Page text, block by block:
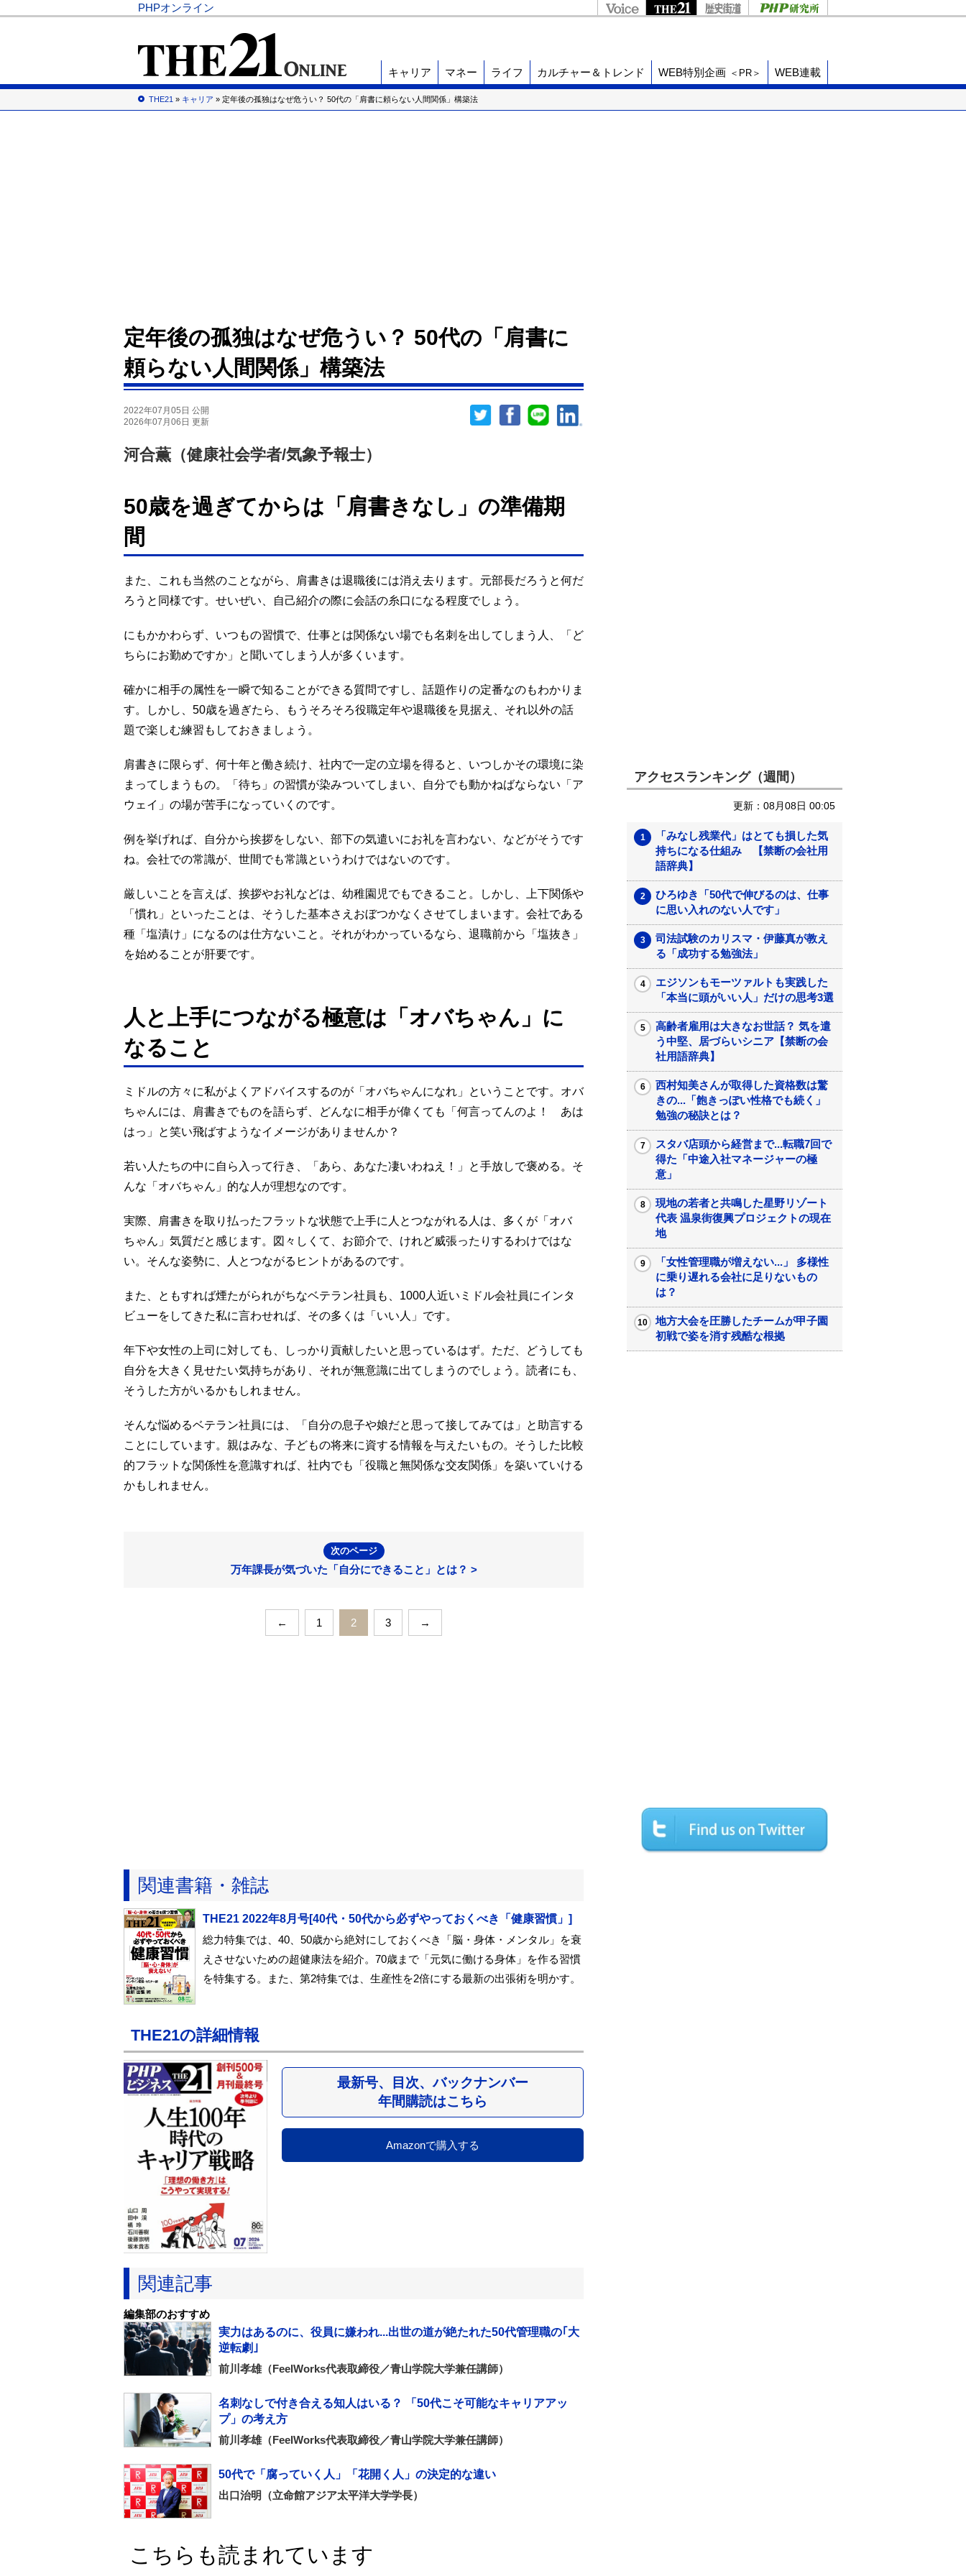
PHPオンライン
キャリア マネー ライフ カルチャー＆トレンド WEB特別企画 ＜PR＞ WEB連載
THE21 » キャリア » 定年後の孤独はなぜ危うい？ 50代の「肩書に頼らない人間関係」構築法
定年後の孤独はなぜ危うい？ 50代の「肩書に
頼らない人間関係」構築法
2022年07月05日 公開
2026年07月06日 更新
河合薫（健康社会学者/気象予報士）
50歳を過ぎてからは「肩書きなし」の準備期
間
また、これも当然のことながら、肩書きは退職後には消え去ります。元部長だろうと何だ
ろうと同様です。せいぜい、自己紹介の際に会話の糸口になる程度でしょう。
にもかかわらず、いつもの習慣で、仕事とは関係ない場でも名刺を出してしまう人、「ど
ちらにお勤めですか」と聞いてしまう人が多くいます。
確かに相手の属性を一瞬で知ることができる質問ですし、話題作りの定番なのもわかりま
す。しかし、50歳を過ぎたら、もうそろそろ役職定年や退職後を見据え、それ以外の話
題で楽しむ練習もしておきましょう。
肩書きに限らず、何十年と働き続け、社内で一定の立場を得ると、いつしかその環境に染
まってしまうもの。「待ち」の習慣が染みついてしまい、自分でも動かねばならない「ア
ウェイ」の場が苦手になっていくのです。
例を挙げれば、自分から挨拶をしない、部下の気遣いにお礼を言わない、などがそうです
ね。会社での常識が、世間でも常識というわけではないのです。
厳しいことを言えば、挨拶やお礼などは、幼稚園児でもできること。しかし、上下関係や
「慣れ」といったことは、そうした基本さえおぼつかなくさせてしまいます。会社である
種「塩漬け」になるのは仕方ないこと。それがわかっているなら、退職前から「塩抜き」
を始めることが肝要です。
人と上手につながる極意は「オバちゃん」に
なること
ミドルの方々に私がよくアドバイスするのが「オバちゃんになれ」ということです。オバ
ちゃんには、肩書きでものを語らず、どんなに相手が偉くても「何言ってんのよ！ あは
はっ」と笑い飛ばすようなイメージがありませんか？
若い人たちの中に自ら入って行き、「あら、あなた凄いわねえ！」と手放しで褒める。そ
んな「オバちゃん」的な人が理想なのです。
実際、肩書きを取り払ったフラットな状態で上手に人とつながれる人は、多くが「オバ
ちゃん」気質だと感じます。図々しくて、お節介で、けれど威張ったりするわけではな
い。そんな姿勢に、人とつながるヒントがあるのです。
また、ともすれば煙たがられがちなベテラン社員も、1000人近いミドル会社員にインタ
ビューをしてきた私に言わせれば、その多くは「いい人」です。
年下や女性の上司に対しても、しっかり貢献したいと思っているはず。ただ、どうしても
自分を大きく見せたい気持ちがあり、それが無意識に出てしまうのでしょう。読者にも、
そうした方がいるかもしれません。
そんな悩めるベテラン社員には、「自分の息子や娘だと思って接してみては」と助言する
ことにしています。親はみな、子どもの将来に資する情報を与えたいもの。そうした比較
的フラットな関係性を意識すれば、社内でも「役職と無関係な交友関係」を築いていける
かもしれません。
次のページ
万年課長が気づいた「自分にできること」とは？ >
← 1 2 3 →
関連書籍・雑誌
THE21 2022年8月号[40代・50代から必ずやっておくべき「健康習慣」]
総力特集では、40、50歳から絶対にしておくべき「脳・身体・メンタル」を衰
えさせないための超健康法を紹介。70歳まで「元気に働ける身体」を作る習慣
を特集する。また、第2特集では、生産性を2倍にする最新の出張術を明かす。
THE21の詳細情報
最新号、目次、バックナンバー
年間購読はこちら
Amazonで購入する
関連記事
編集部のおすすめ
実力はあるのに、役員に嫌われ...出世の道が絶たれた50代管理職の｢大
逆転劇｣
前川孝雄（FeelWorks代表取締役／青山学院大学兼任講師）
名刺なしで付き合える知人はいる？ 「50代こそ可能なキャリアアッ
プ」の考え方
前川孝雄（FeelWorks代表取締役／青山学院大学兼任講師）
50代で「腐っていく人」「花開く人」の決定的な違い
出口治明（立命館アジア太平洋大学学長）
こちらも読まれています
アクセスランキング（週間）
更新：08月08日 00:05
「みなし残業代」はとても損した気
持ちになる仕組み 【禁断の会社用
語辞典】
ひろゆき「50代で伸びるのは、仕事
に思い入れのない人です」
司法試験のカリスマ・伊藤真が教え
る「成功する勉強法」
エジソンもモーツァルトも実践した
「本当に頭がいい人」だけの思考3選
高齢者雇用は大きなお世話？ 気を遣
う中堅、居づらいシニア【禁断の会
社用語辞典】
西村知美さんが取得した資格数は驚
きの...「飽きっぽい性格でも続く」
勉強の秘訣とは？
スタバ店頭から経営まで...転職7回で
得た「中途入社マネージャーの極
意」
現地の若者と共鳴した星野リゾート
代表 温泉街復興プロジェクトの現在
地
「女性管理職が増えない...」 多様性
に乗り遅れる会社に足りないもの
は？
地方大会を圧勝したチームが甲子園
初戦で姿を消す残酷な根拠